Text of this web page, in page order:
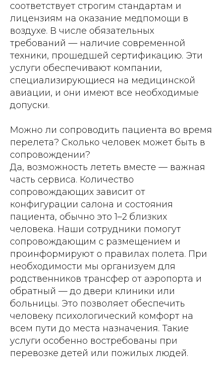
соответствует строгим стандартам и
лицензиям на оказание медпомощи в
воздухе. В числе обязательных
требований — наличие современной
техники, прошедшей сертификацию. Эти
услуги обеспечивают компании,
специализирующиеся на медицинской
авиации, и они имеют все необходимые
допуски.
Можно ли сопроводить пациента во время
перелета? Сколько человек может быть в
сопровождении?
Да, возможность лететь вместе — важная
часть сервиса. Количество
сопровождающих зависит от
конфигурации салона и состояния
пациента, обычно это 1–2 близких
человека. Наши сотрудники помогут
сопровождающим с размещением и
проинформируют о правилах полета. При
необходимости мы организуем для
родственников трансфер от аэропорта и
обратный — до двери клиники или
больницы. Это позволяет обеспечить
человеку психологический комфорт на
всем пути до места назначения. Такие
услуги особенно востребованы при
перевозке детей или пожилых людей.